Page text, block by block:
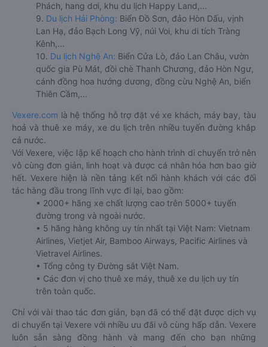
Phách, hang dơi, khu du lịch Happy Land,...
9. Du lịch Hải Phòng: Biển Đồ Sơn, đảo Hòn Dấu, vịnh
Lan Hạ, đảo Bạch Long Vỹ, núi Voi, khu di tích Tràng
Kênh,...
10. Du lịch Nghệ An: Biển Cửa Lò, đảo Lan Châu, vườn
quốc gia Pù Mát, đồi chè Thanh Chương, đảo Hòn Ngư,
cánh đồng hoa hướng dương, đồng cừu Nghệ An, biển
Thiên Cầm,...
Vexere.com là hệ thống hỗ trợ đặt vé xe khách, máy bay, tàu
hoả và thuê xe máy, xe du lịch trên nhiều tuyến đường khắp
cả nước.
Với Vexere, việc lập kế hoạch cho hành trình di chuyển trở nên
vô cùng đơn giản, linh hoạt và được cá nhân hóa hơn bao giờ
hết. Vexere hiện là nền tảng kết nối hành khách với các đối
tác hàng đầu trong lĩnh vực đi lại, bao gồm:
• 2000+ hãng xe chất lượng cao trên 5000+ tuyến
đường trong và ngoài nước.
• 5 hãng hàng không uy tín nhất tại Việt Nam: Vietnam
Airlines, Vietjet Air, Bamboo Airways, Pacific Airlines và
Vietravel Airlines.
• Tổng công ty Đường sắt Việt Nam.
• Các đơn vị cho thuê xe máy, thuê xe du lịch uy tín
trên toàn quốc.
Chỉ với vài thao tác đơn giản, bạn đã có thể đặt được dịch vụ
di chuyển tại Vexere với nhiều ưu đãi vô cùng hấp dẫn. Vexere
luôn sẵn sàng đồng hành và mang đến cho bạn những